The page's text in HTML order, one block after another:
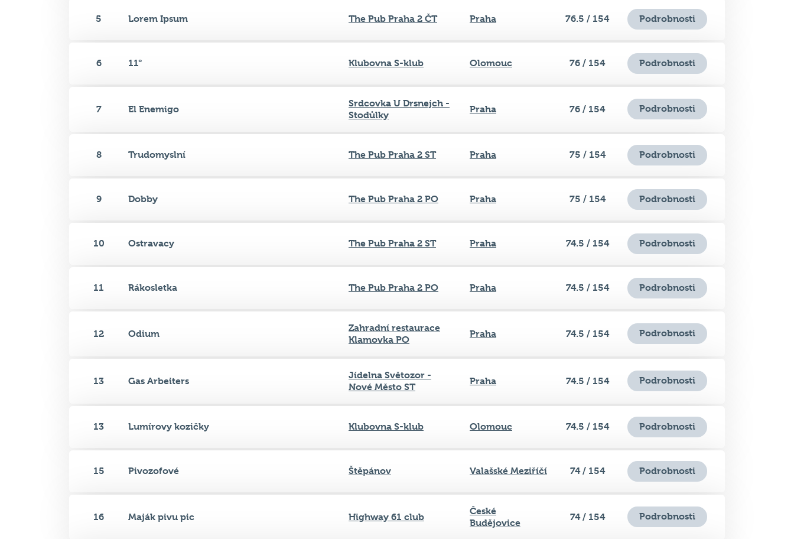
5 Lorem Ipsum The Pub Praha 2 ČT Praha 76.5 / 154 Podrobnosti
6 11° Klubovna S-klub Olomouc 76 / 154 Podrobnosti
7 El Enemigo
Srdcovka U Drsnejch -
Stodůlky
Praha 76 / 154 Podrobnosti
8 Trudomyslní The Pub Praha 2 ST Praha 75 / 154 Podrobnosti
9 Dobby The Pub Praha 2 PO Praha 75 / 154 Podrobnosti
10 Ostravacy The Pub Praha 2 ST Praha 74.5 / 154 Podrobnosti
11 Rákosletka The Pub Praha 2 PO Praha 74.5 / 154 Podrobnosti
12 Odium
Zahradní restaurace
Klamovka PO
Praha 74.5 / 154 Podrobnosti
13 Gas Arbeiters
Jídelna Světozor -
Nové Město ST
Praha 74.5 / 154 Podrobnosti
13 Lumírovy kozičky Klubovna S-klub Olomouc 74.5 / 154 Podrobnosti
15 Pivozofové Štěpánov Valašské Meziříčí 74 / 154 Podrobnosti
16 Maják pivu pic Highway 61 club
České
Budějovice
74 / 154 Podrobnosti